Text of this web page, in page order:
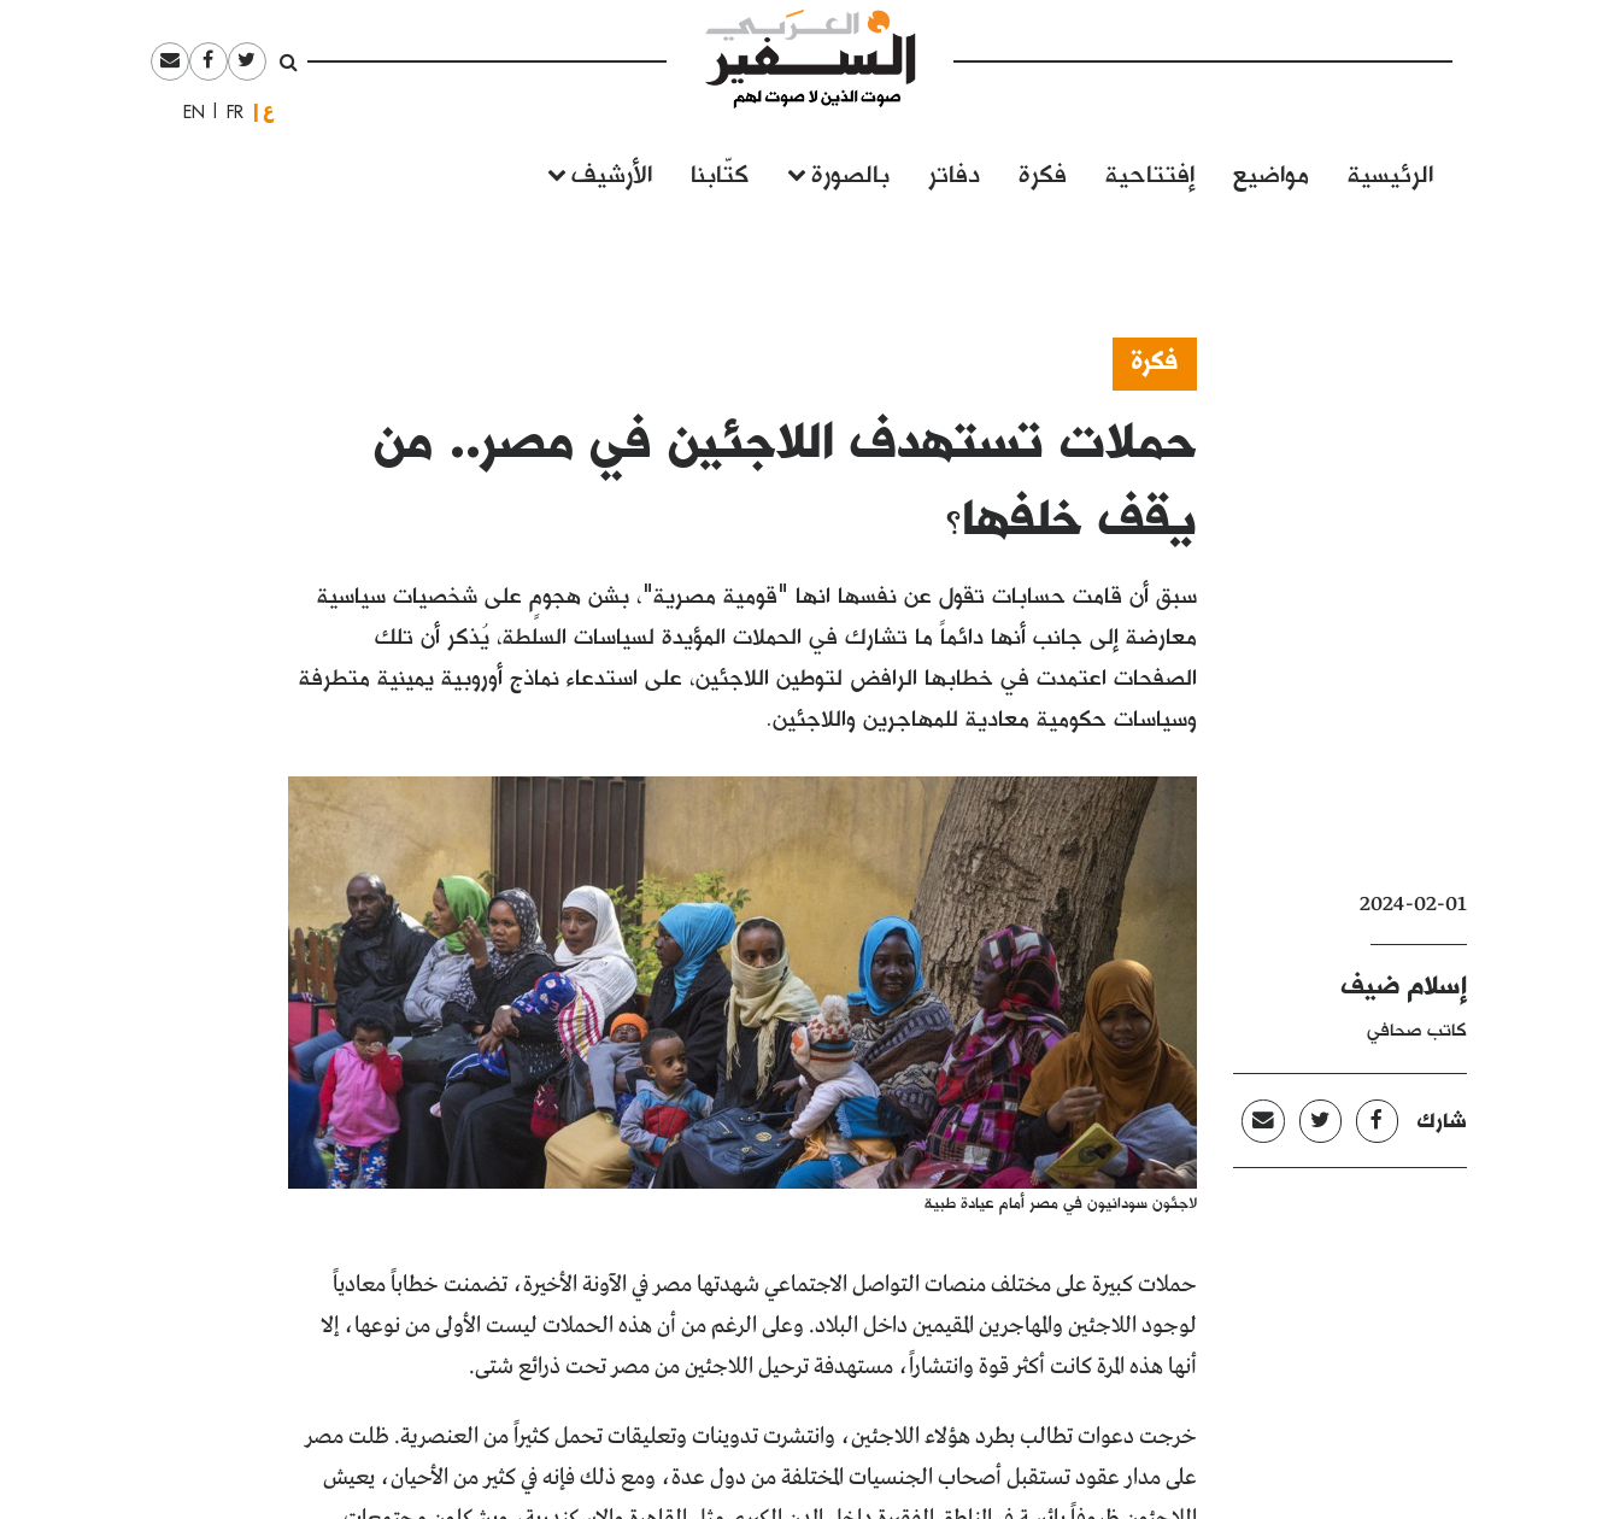
العربيةFrançais
English
الرئيسية مواضيع إفتتاحية فكرة دفاتر بالصورة كتّابنا الأرشيف
فكرة
حملات تستهدف اللاجئين في مصر.. من
يقف خلفها؟
سبق أن قامت حسابات تقول عن نفسها انها "قومية مصرية"، بشن هجومٍ على شخصيات سياسية
معارضة إلى جانب أنها دائماً ما تشارك في الحملات المؤيدة لسياسات السلطة، يُذكر أن تلك
الصفحات اعتمدت في خطابها الرافض لتوطين اللاجئين، على استدعاء نماذج أوروبية يمينية متطرفة
وسياسات حكومية معادية للمهاجرين واللاجئين.
2024-02-01
إسلام ضيف
كاتب صحافي
شارك
لاجئون سودانيون في مصر أمام عيادة طبية
حملات كبيرة على مختلف منصات التواصل الاجتماعي شهدتها مصر في الآونة الأخيرة، تضمنت خطاباً معادياً
لوجود اللاجئين والمهاجرين المقيمين داخل البلاد. وعلى الرغم من أن هذه الحملات ليست الأولى من نوعها، إلا
أنها هذه المرة كانت أكثر قوة وانتشاراً، مستهدفة ترحيل اللاجئين من مصر تحت ذرائع شتى.
خرجت دعوات تطالب بطرد هؤلاء اللاجئين، وانتشرت تدوينات وتعليقات تحمل كثيراً من العنصرية. ظلت مصر
على مدار عقود تستقبل أصحاب الجنسيات المختلفة من دول عدة، ومع ذلك فإنه في كثير من الأحيان، يعيش